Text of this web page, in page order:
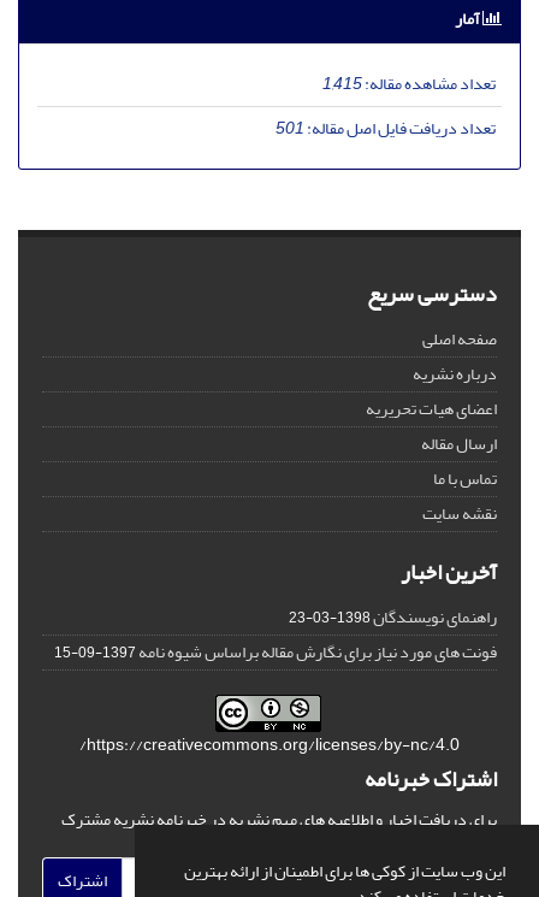
این وب سایت از کوکی ها برای اطمینان از ارائه بهترین
آمار
تعداد مشاهده مقاله:1,415
تعداد دریافت فایل اصل مقاله:501
دسترسی سریع
صفحه اصلی
درباره نشریه
اعضای هیات تحریریه
ارسال مقاله
تماس با ما
نقشه سایت
آخرین اخبار
راهنمای نویسندگان1398-03-23
فونت های مورد نیاز برای نگارش مقاله براساس شیوه نامه1397-09-15
https://creativecommons.org/licenses/by-nc/4.0/
اشتراک خبرنامه
برای دریافت اخبار و اطلاعیه های مهم نشریه در خبرنامه نشریه مشترک
اشتراک